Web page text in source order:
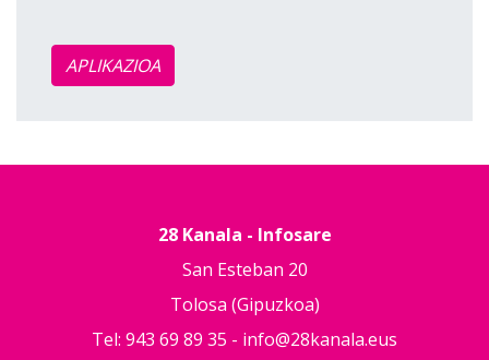
APLIKAZIOA
28 Kanala - Infosare
San Esteban 20
Tolosa (Gipuzkoa)
Tel: 943 69 89 35 - info@28kanala.eus